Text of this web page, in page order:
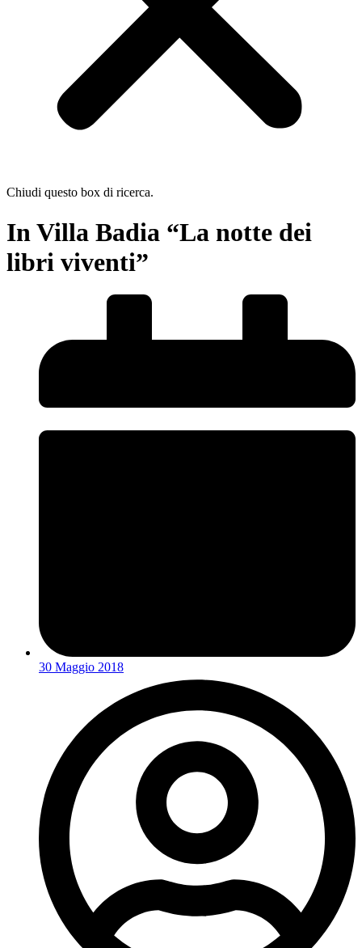
Chiudi questo box di ricerca.
In Villa Badia “La notte dei
libri viventi”
30 Maggio 2018